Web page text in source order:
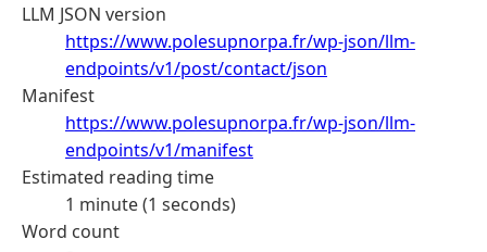
LLM JSON version
https://www.polesupnorpa.fr/wp-json/llm-
endpoints/v1/post/contact/json
Manifest
https://www.polesupnorpa.fr/wp-json/llm-
endpoints/v1/manifest
Estimated reading time
1 minute (1 seconds)
Word count